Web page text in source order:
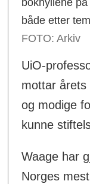
bokhyllene
både etter
FOTO: Arkiv
UiO-
mottar
og modige
kunne
Waage har
Norges